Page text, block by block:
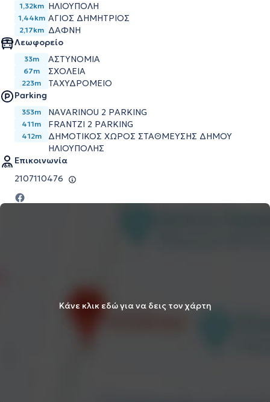
1,32km ΗΛΙΟΥΠΟΛΗ
1,44km ΑΓΙΟΣ ΔΗΜΗΤΡΙΟΣ
2,17km ΔΑΦΝΗ
Λεωφορείο
33m ΑΣΤΥΝΟΜΙΑ
67m ΣΧΟΛΕΙΑ
223m
ΤΑΧΥΔΡΟΜΕΙΟ
Parking
353m NAVARINOU 2 PARKING
411m FRANTZI 2 PARKING
412m
ΔΗΜΟΤΙΚΟΣ ΧΩΡΟΣ ΣΤΑΘΜΕΥΣΗΣ ΔΗΜΟΥ
ΗΛΙΟΥΠΟΛΗΣ
Επικοινωνία
2107110476
Κάνε κλικ εδώ για να δεις τον χάρτη